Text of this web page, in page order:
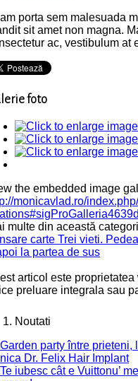
porta sem malesuada
sit amet non magna.
ac, vestibulum at
foto
the embedded image
monicavlad.ro/
multe din această
carte Trei vieti.
la partea de sus
articol este proprietatea
preluare integrala sau
Noutati